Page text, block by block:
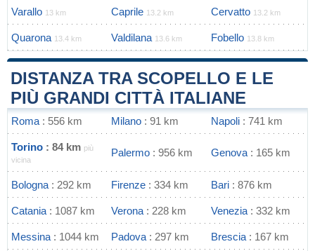
Varallo 13 km Caprile 13.2 km Cervatto 13.2 km
Quarona 13.4 km Valdilana 13.6 km Fobello 13.8 km
DISTANZA TRA SCOPELLO E LE
PIÙ GRANDI CITTÀ ITALIANE
Roma : 556 km Milano : 91 km Napoli : 741 km
Torino : 84 km più
vicina
Palermo : 956 km Genova : 165 km
Bologna : 292 km Firenze : 334 km Bari : 876 km
Catania : 1087 km Verona : 228 km Venezia : 332 km
Messina : 1044 km Padova : 297 km Brescia : 167 km